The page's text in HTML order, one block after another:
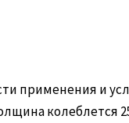
применения и
колеблется